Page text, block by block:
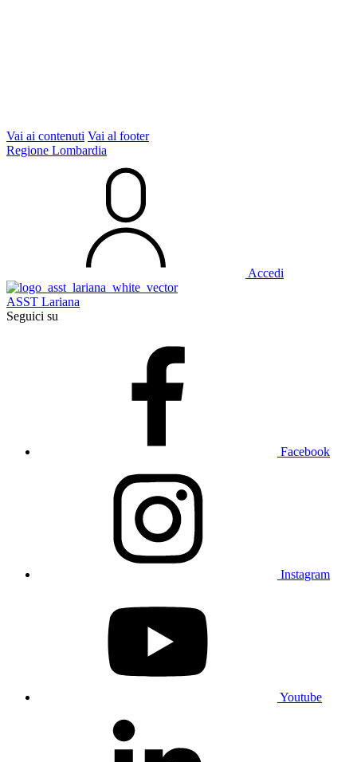
Vai ai contenuti Vai al footer
Regione Lombardia
Accedi
ASST Lariana
Seguici su
Facebook
Instagram
Youtube